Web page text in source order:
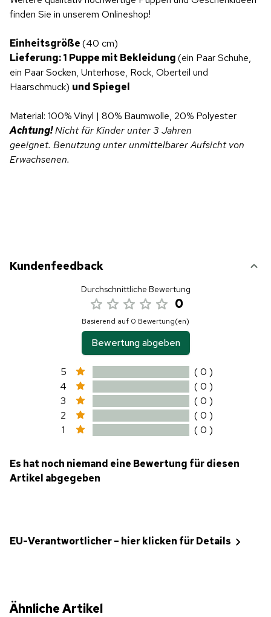
finden Sie in unserem Onlineshop!
Einheitsgröße(40 cm)
Lieferung: 1 Puppe mit Bekleidung(ein Paar Schuhe,
ein Paar Socken, Unterhose, Rock, Oberteil und
Haarschmuck) und Spiegel
Material: 100% Vinyl | 80% Baumwolle, 20% Polyester
Achtung!Nicht für Kinder unter 3 Jahren
geeignet. Benutzung unter unmittelbarer Aufsicht von
Erwachsenen.
Kundenfeedback
Durchschnittliche Bewertung
0
Basierend auf 0 Bewertung(en)
Bewertung abgeben
5
( 0 )
4
( 0 )
3
( 0 )
2
( 0 )
1
( 0 )
Es hat noch niemand eine Bewertung für diesen
Artikel abgegeben
EU-Verantwortlicher – hier klicken für Details
Ähnliche Artikel